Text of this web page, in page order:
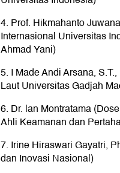
4. Prof. Hikmahanto
Internasional Universitas
Ahmad Yani)
5. I Made Andi Arsana,
Laut Universitas Gadjah
6. Dr. lan Montratama
Ahli Keamanan dan
7. Irine Hiraswari Gayatri,
dan Inovasi Nasional)